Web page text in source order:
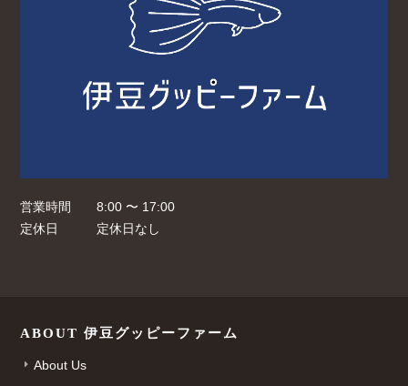
営業時間
8:00 〜 17:00
定休日
定休日なし
ABOUT 伊豆グッピーファーム
About Us